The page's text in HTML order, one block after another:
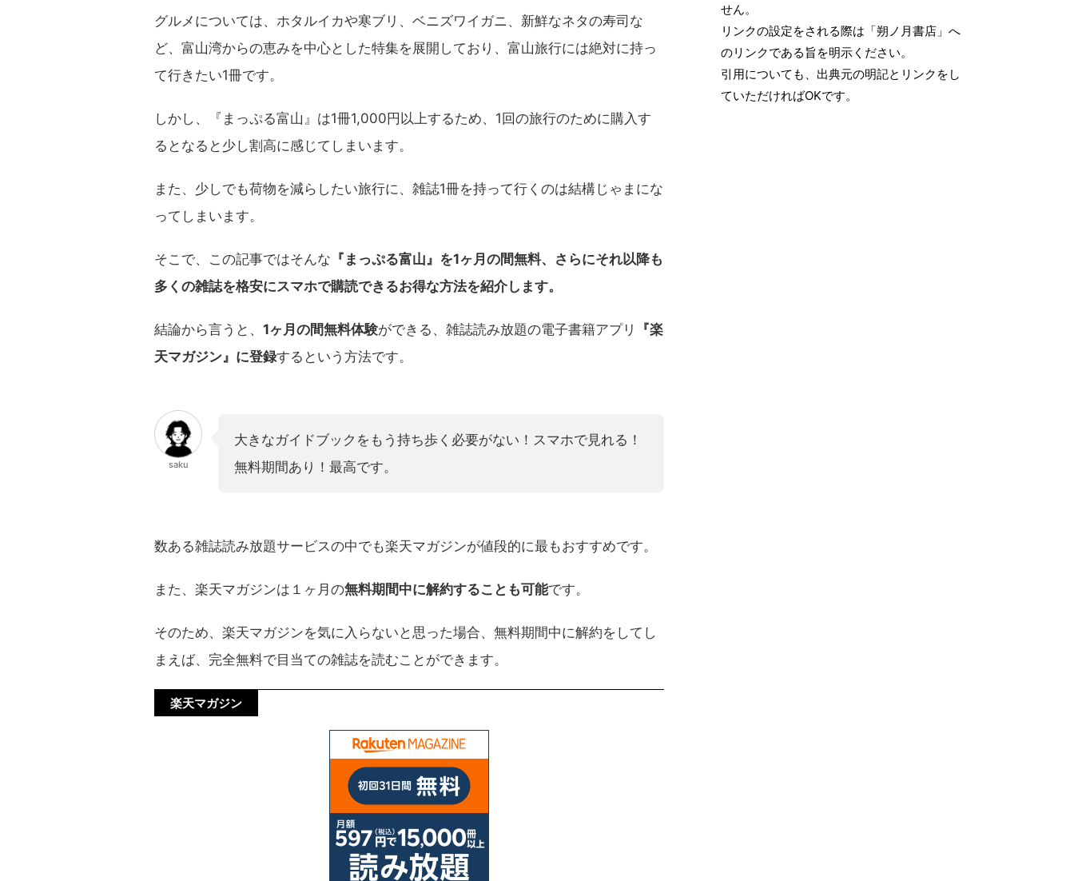
グルメについては、ホタルイカや寒ブリ、ベニズワイガニ、新鮮なネタの寿司な
ど、富山湾からの恵みを中心とした特集を展開しており、富山旅行には絶対に持っ
て行きたい1冊です。
しかし、『まっぷる富山』は1冊1,000円以上するため、1回の旅行のために購入す
るとなると少し割高に感じてしまいます。
また、少しでも荷物を減らしたい旅行に、雑誌1冊を持って行くのは結構じゃまにな
ってしまいます。
そこで、この記事ではそんな 『まっぷる富山』を1ヶ月の間無料、さらにそれ以降も
多くの雑誌を格安にスマホで購読できるお得な方法を紹介します。
結論から言うと、 1ヶ月の間無料体験ができる、雑誌読み放題の電子書籍アプリ
『楽
天マガジン』に登録するという方法です。
saku
大きなガイドブックをもう持ち歩く必要がない！スマホで見れる！
無料期間あり！最高です。
数ある雑誌読み放題サービスの中でも楽天マガジンが値段的に最もおすすめです。
また、楽天マガジンは１ヶ月の無料期間中に解約することも可能です。
そのため、楽天マガジンを気に入らないと思った場合、無料期間中に解約をしてし
まえば、完全無料で目当ての雑誌を読むことができます。
楽天マガジン
せん。
リンクの設定をされる際は「朔ノ月書店」へ
のリンクである旨を明示ください。
引用についても、出典元の明記とリンクをし
ていただければOKです。